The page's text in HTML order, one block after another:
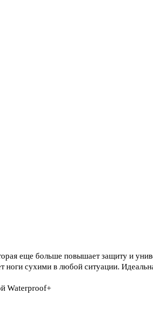
еще больше повышает защиту и
сухими в любой ситуации.
Waterproof+